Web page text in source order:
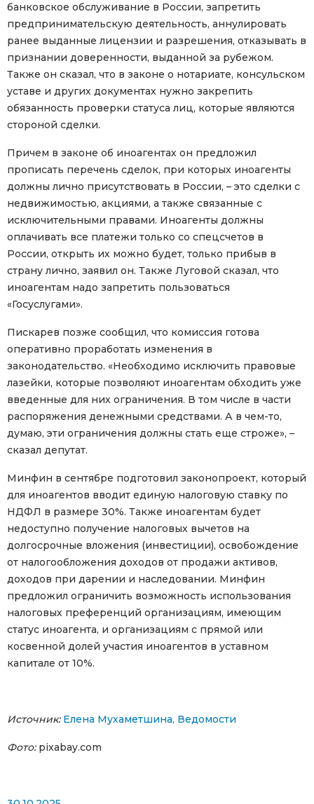
банковское обслуживание в России, запретить
предпринимательскую деятельность, аннулировать
ранее выданные лицензии и разрешения, отказывать в
признании доверенности, выданной за рубежом.
Также он сказал, что в законе о нотариате, консульском
уставе и других документах нужно закрепить
обязанность проверки статуса лиц, которые являются
стороной сделки.
Причем в законе об иноагентах он предложил
прописать перечень сделок, при которых иноагенты
должны лично присутствовать в России, – это сделки с
недвижимостью, акциями, а также связанные с
исключительными правами. Иноагенты должны
оплачивать все платежи только со спецсчетов в
России, открыть их можно будет, только прибыв в
страну лично, заявил он. Также Луговой сказал, что
иноагентам надо запретить пользоваться
«Госуслугами».
Пискарев позже сообщил, что комиссия готова
оперативно проработать изменения в
законодательство. «Необходимо исключить правовые
лазейки, которые позволяют иноагентам обходить уже
введенные для них ограничения. В том числе в части
распоряжения денежными средствами. А в чем-то,
думаю, эти ограничения должны стать еще строже», –
сказал депутат.
Минфин в сентябре подготовил законопроект, который
для иноагентов вводит единую налоговую ставку по
НДФЛ в размере 30%. Также иноагентам будет
недоступно получение налоговых вычетов на
долгосрочные вложения (инвестиции), освобождение
от налогообложения доходов от продажи активов,
доходов при дарении и наследовании. Минфин
предложил ограничить возможность использования
налоговых преференций организациям, имеющим
статус иноагента, и организациям с прямой или
косвенной долей участия иноагентов в уставном
капитале от 10%.
Источник: Елена Мухаметшина, Ведомости
Фото:pixabay.com